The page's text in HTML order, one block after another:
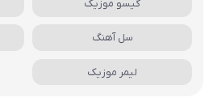
گیسو موزیک
سل آهنگ
لیمر موزیک